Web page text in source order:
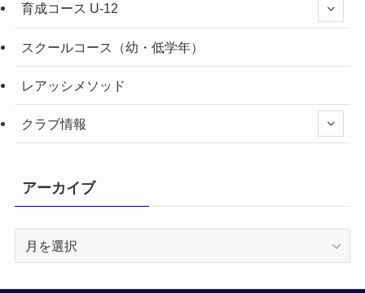
育成コース U-12
スクールコース（幼・低学年）
レアッシメソッド
クラブ情報
アーカイブ